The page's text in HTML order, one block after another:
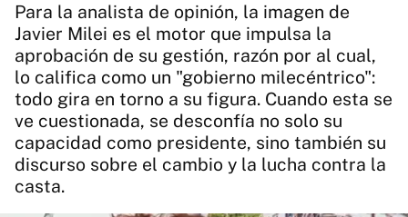
Diario del Juicio
Para la analista de opinión, la imagen de
Javier Milei es el motor que impulsa la
aprobación de su gestión, razón por al cual,
lo califica como un "gobierno milecéntrico":
todo gira en torno a su figura. Cuando esta se
ve cuestionada, se desconfía no solo su
capacidad como presidente, sino también su
discurso sobre el cambio y la lucha contra la
casta.